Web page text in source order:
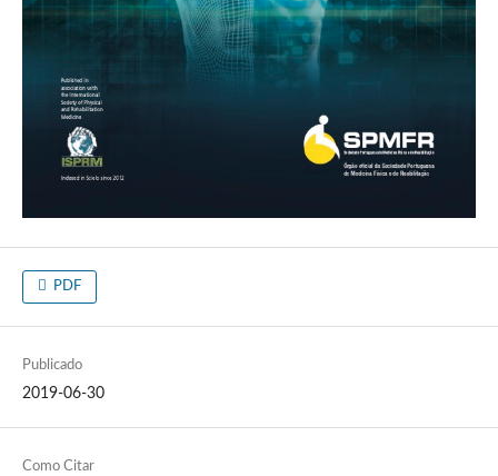
PDF
Publicado
2019-06-30
Como Citar